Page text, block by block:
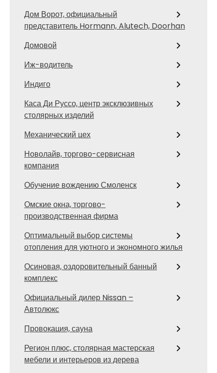
Дом Ворот, официальный
представитель Hormann, Alutech, Doorhan
Домовой
Иж-водитель
Индиго
Каса Ди Руссо, центр эксклюзивных
столярных изделий
Механический цех
Новолайв, торгово-сервисная
компания
Обучение вождению Смоленск
Омские окна, торгово-
производственная фирма
Оптимальный выбор системы
отопления для уютного и экономного жилья
Осиновая, оздоровительный банный
комплекс
Официальный дилер Nissan –
Автолюкс
Провокация, сауна
Регион плюс, столярная мастерская
мебели и интерьеров из дерева